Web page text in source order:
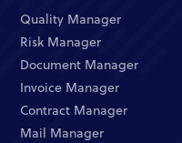
Quality Manager​
Risk Manager​
Document Manager​
Invoice Manager​
Contract Manager​
Mail Manager​